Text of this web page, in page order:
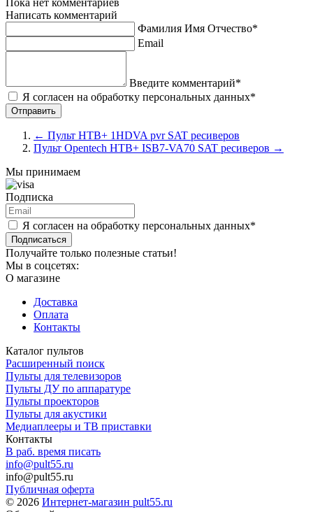
Написать комментарий
Фамилия Имя Отчество*
Email
Введите комментарий*
Я согласен на обработку персональных данных*
← Пульт НТВ+ 1HDVA pvr SAT ресиверов
Пульт Opentech НТВ+ ISB7-VA70 SAT ресиверов →
Мы принимаем
Подписка
Я согласен на обработку персональных данных*
Подписаться
Получайте только полезные статьи!
Мы в соцсетях:
О магазине
Доставка
Оплата
Контакты
Каталог пультов
Расширенный поиск
Пульты для телевизоров
Пульты ДУ по аппаратуре
Пульты проекторов
Пульты для акустики
Медиаплееры и ТВ приставки
Контакты
В раб. время писать
info@pult55.ru
info@pult55.ru
Публичная оферта
© 2026 Интернет-магазин pult55.ru